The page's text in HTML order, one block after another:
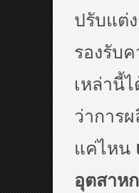
ปรับแต่
รองรับ
เหล่านี้
ว่าการ
แค่ไหน
อุตสาห